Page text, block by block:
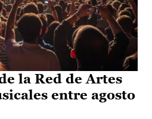
la Red de Artes
entre agosto